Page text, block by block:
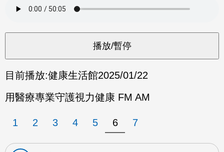
目前播放:健康生活館2025/01/22
用醫療專業守護視力健康 FM AM
1 2 3 4 5 6 7